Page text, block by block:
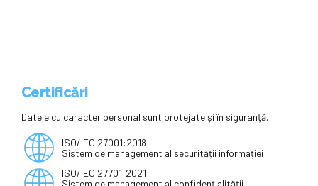
Certificări
Datele cu caracter personal sunt protejate și în siguranță.
ISO/IEC 27001:2018
Sistem de management al securității informației
ISO/IEC 27701:2021
Sistem de management al confidențialității